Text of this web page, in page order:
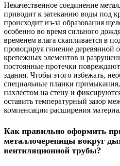
Некачественное соединение
приводит к затеканию воды под
происходит из-за образования
особенно во время сильного
временем влага скапливается в
провоцируя гниение деревянной
крепежных элементов и
постоянные протечки
здания. Чтобы этого избежать,
специальные планки
нахлестом на стену и
оставить температурный зазор
компенсации расширения
Как правильно оформить
металлочерепицы вокруг
вентиляционной трубы?